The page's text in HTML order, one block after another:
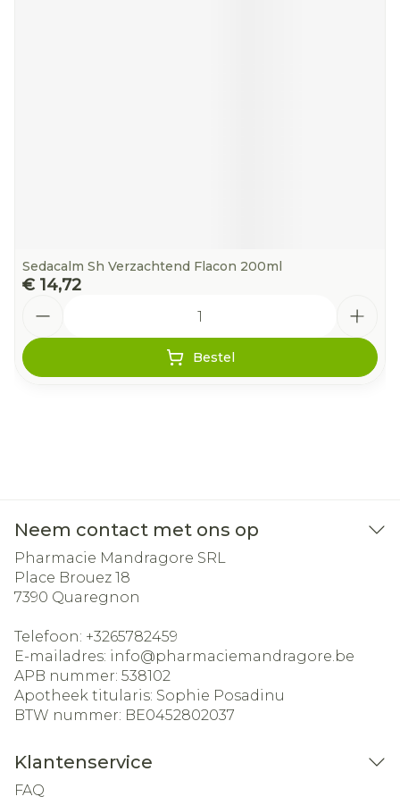
Sedacalm Sh Verzachtend Flacon 200ml
€ 14,72
Bestel
Neem contact met ons op
Pharmacie Mandragore SRL
Place Brouez 18
7390 Quaregnon
Telefoon: +3265782459
E-mailadres: info@pharmaciemandragore.be
APB nummer: 538102
Apotheek titularis: Sophie Posadinu
BTW nummer: BE0452802037
Klantenservice
FAQ